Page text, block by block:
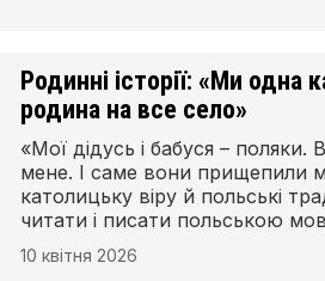
парафіянин костелу Святого
Надзбручанського товариства
культури та мови.
Родинні історії: «Ми одна
родина на все село»
«Мої дідусь і бабуся – поляки.
мене. І саме вони прищепили
католицьку віру й польські
читати і писати польською
розповідає Оксана Велика, в
Поліщук.
10 квітня 2026